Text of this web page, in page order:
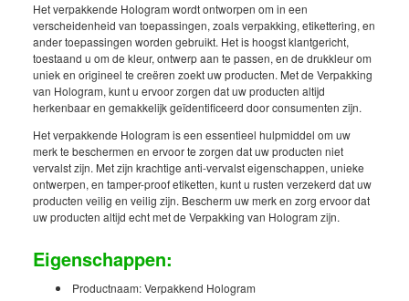
Het verpakkende Hologram wordt ontworpen om in een
verscheidenheid van toepassingen, zoals verpakking, etikettering, en
ander toepassingen worden gebruikt. Het is hoogst klantgericht,
toestaand u om de kleur, ontwerp aan te passen, en de drukkleur om
uniek en origineel te creëren zoekt uw producten. Met de Verpakking
van Hologram, kunt u ervoor zorgen dat uw producten altijd
herkenbaar en gemakkelijk geïdentificeerd door consumenten zijn.
Het verpakkende Hologram is een essentieel hulpmiddel om uw
merk te beschermen en ervoor te zorgen dat uw producten niet
vervalst zijn. Met zijn krachtige anti-vervalst eigenschappen, unieke
ontwerpen, en tamper-proof etiketten, kunt u rusten verzekerd dat uw
producten veilig en veilig zijn. Bescherm uw merk en zorg ervoor dat
uw producten altijd echt met de Verpakking van Hologram zijn.
Eigenschappen:
Productnaam: Verpakkend Hologram